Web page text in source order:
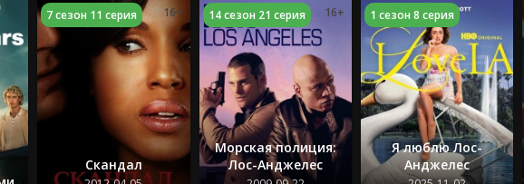
Скандал
7 сезон 11 серия 16+
Морская полиция:
Лос-Анджелес
14 сезон 21 серия 16+
Я люблю Лос-
Анджелес
1 сезон 8 серия